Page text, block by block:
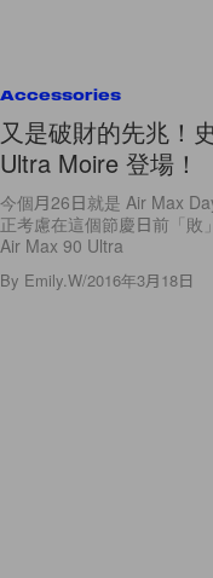
Accessories
又是破財的先兆！
Ultra Moire 登場！
今個月26日就是 Air Max
正考慮在這個節慶日前「敗
Air Max 90 Ultra
By Emily.W/2016年3月18日